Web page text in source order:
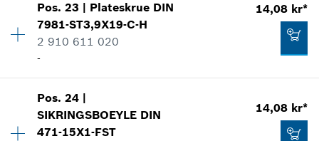
Tilføye til handlekurven
9,38 kr*
Vis som bilde
9,38 kr*
Prisgruppe:10
Reservedelsinformasjoner
Pos.23 | Plateskrue DIN
7981-ST3,9X19-C-H
2 910 611 020
-
14,08 kr*
Kvantitet
Prisgruppe:11
Reservedelsinformasjoner
Pos.24 |
SIKRINGSBOEYLE DIN
471-15X1-FST
14,08 kr*